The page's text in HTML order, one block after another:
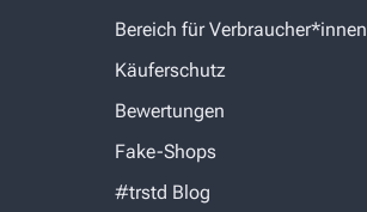
Bereich für Verbraucher*innen
Käuferschutz
Bewertungen
Fake-Shops
#trstd Blog